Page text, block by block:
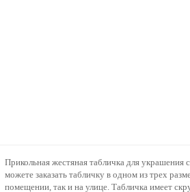
Прикольная жестяная табличка для украшения
можете заказать табличку в одном из трех
помещении, так и на улице. Табличка имеет